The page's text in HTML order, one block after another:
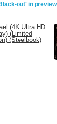
out' in preview
(4K Ultra HD
(Limited
(Steelbook)